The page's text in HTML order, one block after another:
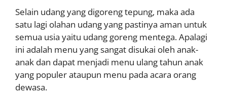
Selain udang yang digoreng tepung, maka ada
satu lagi olahan udang yang pastinya aman untuk
semua usia yaitu udang goreng mentega. Apalagi
ini adalah menu yang sangat disukai oleh anak-
anak dan dapat menjadi menu ulang tahun anak
yang populer ataupun menu pada acara orang
dewasa.